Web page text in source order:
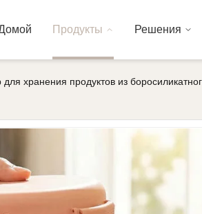
Продукты Решения
для хранения продуктов из